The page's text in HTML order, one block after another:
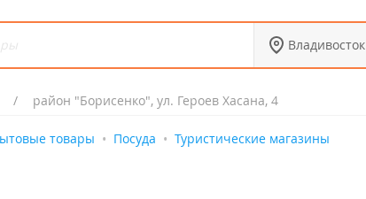
Владивосток
район "Борисенко", ул. Героев Хасана, 4
товары Посуда Туристические магазины